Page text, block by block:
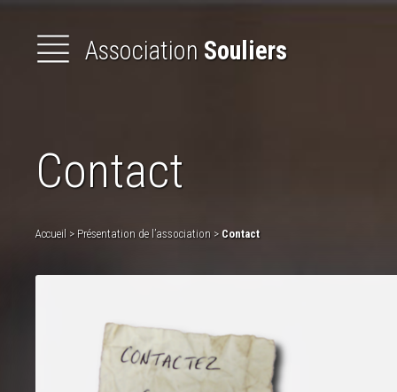
Association Souliers
Animationset
Bottes
Contact
Accueil > Présentation de l’association > Contact